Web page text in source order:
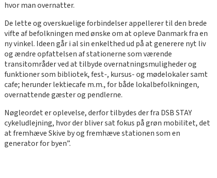
hvor man overnatter.
De lette og overskuelige forbindelser appellerer til den brede
vifte af befolkningen med ønske om at opleve Danmark fra en
ny vinkel. Ideen går i al sin enkelthed ud på at generere nyt liv
og ændre opfattelsen af stationerne som værende
transitområder ved at tilbyde overnatningsmuligheder og
funktioner som bibliotek, fest-, kursus- og mødelokaler samt
cafe; herunder lektiecafe m.m., for både lokalbefolkningen,
overnattende gæster og pendlerne.
Nøgleordet er oplevelse, derfor tilbydes der fra DSB STAY
cykeludlejning, hvor der bliver sat fokus på grøn mobilitet, det
at fremhæve Skive by og fremhæve stationen som en
generator for byen”.